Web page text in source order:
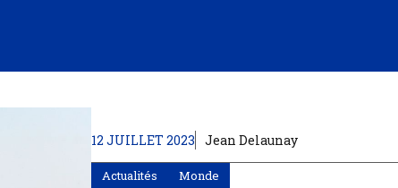
12 JUILLET 2023 Jean Delaunay
Actualités Monde